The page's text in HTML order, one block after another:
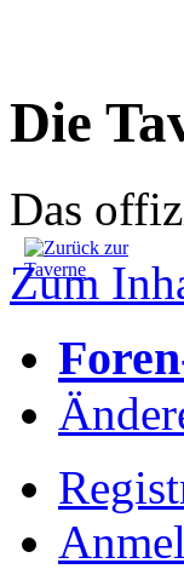
Die
Das
Zum